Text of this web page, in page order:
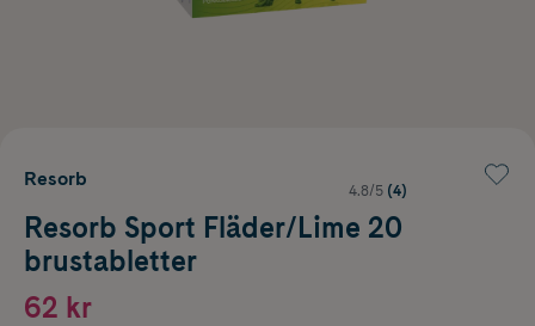
Resorb
4.8/5 (4)
Resorb Sport Fläder/Lime 20
brustabletter
62 kr